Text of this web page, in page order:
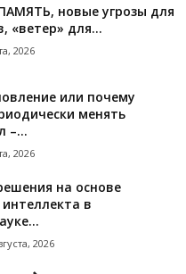
новые угрозы для
«ветер» для...
2026
или почему
менять
–...
2026
на основе
интеллекта в
2026